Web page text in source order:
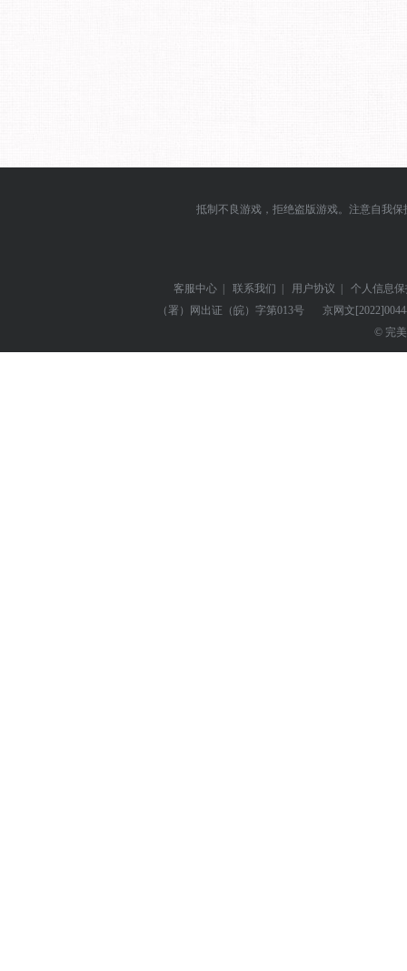
抵制不良游戏，拒绝盗版游戏。注意自我
客服中心 | 联系我们 | 用户协议 |
个人信息
（署）网出证（皖）字第013号
京网文
© 完美